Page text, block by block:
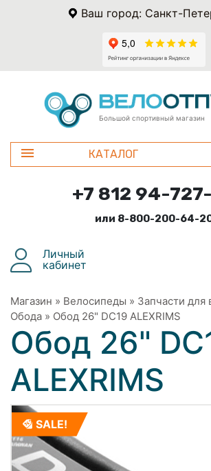
Ваш город: Санкт-
Большой спортивный магазин
КАТАЛОГ
+7 812 94-
или 8-800-200-64-
Личный
кабинет
Магазин » Велосипеды » Запчасти для
Обода » Обод 26" DC19 ALEXRIMS
Обод 26"
ALEXRIMS
SALE!